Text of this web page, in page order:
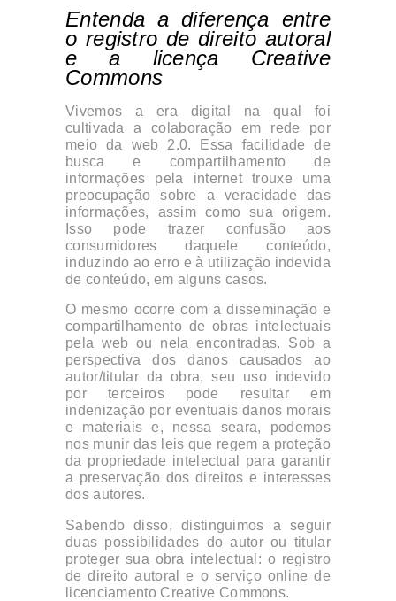
Entenda a diferença entre
o registro de direito autoral
e a licença Creative
Commons
Vivemos a era digital na qual foi
cultivada a colaboração em rede por
meio da web 2.0. Essa facilidade de
busca e compartilhamento de
informações pela internet trouxe uma
preocupação sobre a veracidade das
informações, assim como sua origem.
Isso pode trazer confusão aos
consumidores daquele conteúdo,
induzindo ao erro e à utilização indevida
de conteúdo, em alguns casos.
O mesmo ocorre com a disseminação e
compartilhamento de obras intelectuais
pela web ou nela encontradas. Sob a
perspectiva dos danos causados ao
autor/titular da obra, seu uso indevido
por terceiros pode resultar em
indenização por eventuais danos morais
e materiais e, nessa seara, podemos
nos munir das leis que regem a proteção
da propriedade intelectual para garantir
a preservação dos direitos e interesses
dos autores.
Sabendo disso, distinguimos a seguir
duas possibilidades do autor ou titular
proteger sua obra intelectual: o registro
de direito autoral e o serviço online de
licenciamento Creative Commons.